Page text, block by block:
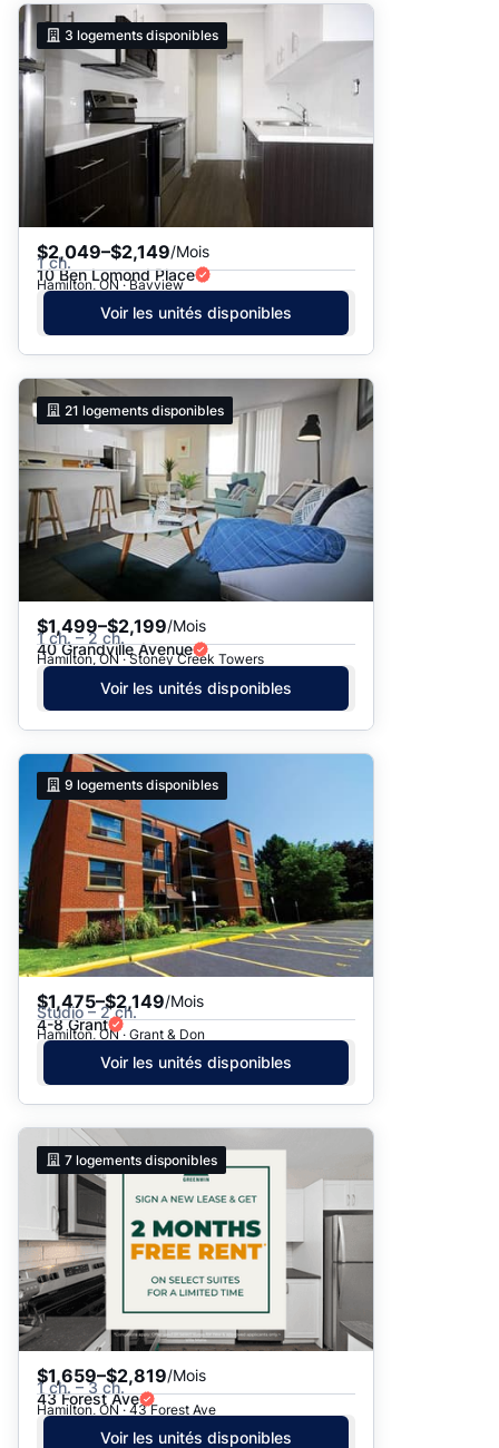
3 logements disponibles
$2,049–$2,149/Mois
1 ch.
10 Ben Lomond Place
Hamilton, ON · Bayview
Voir les unités disponibles
21 logements disponibles
$1,499–$2,199/Mois
1 ch. – 2 ch.
40 Grandville Avenue
Hamilton, ON · Stoney Creek Towers
Voir les unités disponibles
9 logements disponibles
$1,475–$2,149/Mois
Studio – 2 ch.
4-8 Grant
Hamilton, ON · Grant & Don
Voir les unités disponibles
7 logements disponibles
$1,659–$2,819/Mois
1 ch. – 3 ch.
43 Forest Ave
Hamilton, ON · 43 Forest Ave
Voir les unités disponibles